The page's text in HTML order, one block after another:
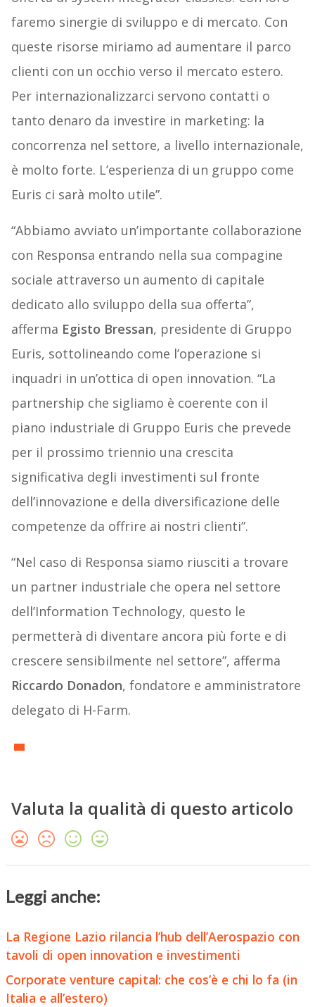
faremo sinergie di sviluppo e di mercato. Con
queste risorse miriamo ad aumentare il parco
clienti con un occhio verso il mercato estero.
Per internazionalizzarci servono contatti o
tanto denaro da investire in marketing: la
concorrenza nel settore, a livello internazionale,
è molto forte. L’esperienza di un gruppo come
Euris ci sarà molto utile”.
“Abbiamo avviato un’importante collaborazione
con Responsa entrando nella sua compagine
sociale attraverso un aumento di capitale
dedicato allo sviluppo della sua offerta”,
afferma Egisto Bressan, presidente di Gruppo
Euris, sottolineando come l’operazione si
inquadri in un’ottica di open innovation. “La
partnership che sigliamo è coerente con il
piano industriale di Gruppo Euris che prevede
per il prossimo triennio una crescita
significativa degli investimenti sul fronte
dell’innovazione e della diversificazione delle
competenze da offrire ai nostri clienti”.
“Nel caso di Responsa siamo riusciti a trovare
un partner industriale che opera nel settore
dell’Information Technology, questo le
permetterà di diventare ancora più forte e di
crescere sensibilmente nel settore”, afferma
Riccardo Donadon, fondatore e amministratore
delegato di H-Farm.
Valuta la qualità di questo articolo
Leggi anche:
La Regione Lazio rilancia l’hub dell’Aerospazio con
tavoli di open innovation e investimenti
Corporate venture capital: che cos’è e chi lo fa (in
Italia e all’estero)